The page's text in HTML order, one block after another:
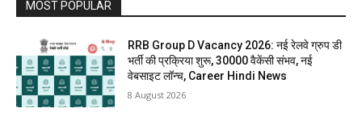
MOST POPULAR
RRB Group D Vacancy 2026: नई रेलवे ग्रुप डी
भर्ती की प्रक्रिया शुरू, 30000 वैकेंसी संभव, नई
वेबसाइट लॉन्च, Career Hindi News
8 August 2026